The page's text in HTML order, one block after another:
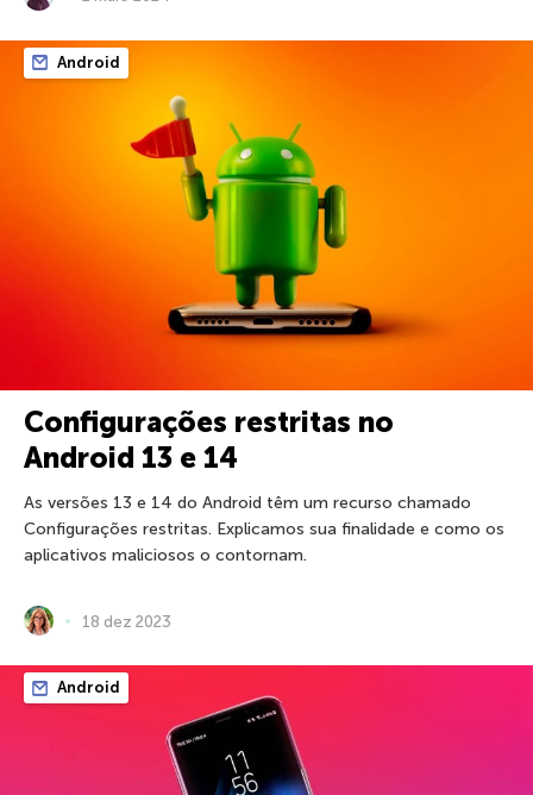
Android
Configurações restritas no
Android 13 e 14
As versões 13 e 14 do Android têm um recurso chamado
Configurações restritas. Explicamos sua finalidade e como os
aplicativos maliciosos o contornam.
18 dez 2023
Android